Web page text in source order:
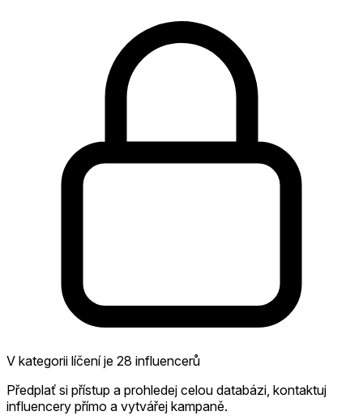
V kategorii líčení je 28 influencerů
Předplať si přístup a prohledej celou databázi, kontaktuj
influencery přímo a vytvářej kampaně.